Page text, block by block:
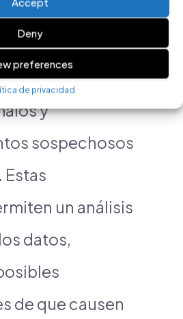
Deny
preferences
de privacidad
inteligencia
learningson
para detectar
y
sospechosos
Estas
un análisis
datos,
de que causen